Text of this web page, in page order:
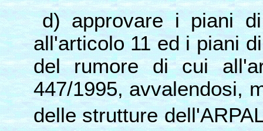
d) approvare i piani
all'articolo 11 ed i piani
del rumore di cui
447/1995, avvalendosi,
delle strutture